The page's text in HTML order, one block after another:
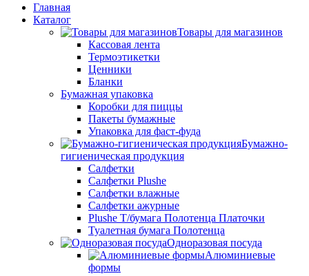
Главная
Каталог
Товары для магазинов
Кассовая лента
Термоэтикетки
Ценники
Бланки
Бумажная упаковка
Коробки для пиццы
Пакеты бумажные
Упаковка для фаст-фуда
Бумажно-
гигиеническая продукция
Салфетки
Салфетки Plushe
Салфетки влажные
Салфетки ажурные
Plushe Т/бумага Полотенца Платочки
Туалетная бумага Полотенца
Одноразовая посуда
Алюминиевые
формы